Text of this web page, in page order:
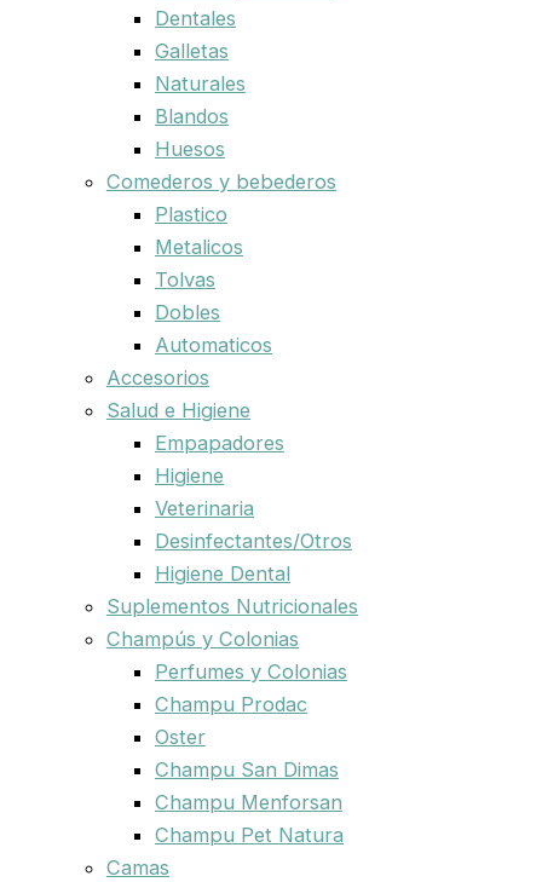
Dentales
Galletas
Naturales
Blandos
Huesos
Comederos y bebederos
Plastico
Metalicos
Tolvas
Dobles
Automaticos
Accesorios
Salud e Higiene
Empapadores
Higiene
Veterinaria
Desinfectantes/Otros
Higiene Dental
Suplementos Nutricionales
Champús y Colonias
Perfumes y Colonias
Champu Prodac
Oster
Champu San Dimas
Champu Menforsan
Champu Pet Natura
Camas